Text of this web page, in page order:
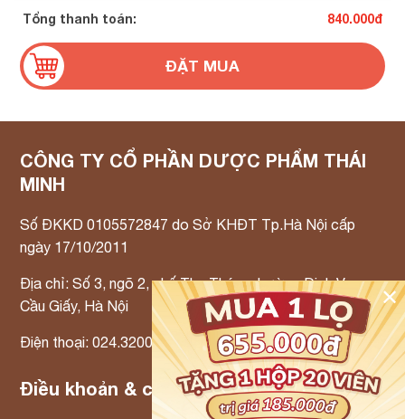
Tổng thanh toán: 840.000đ
CÔNG TY CỔ PHẦN DƯỢC PHẨM THÁI
MINH
Số ĐKKD 0105572847 do Sở KHĐT Tp.Hà Nội cấp
ngày 17/10/2011
Địa chỉ: Số 3, ngõ 2, phố Thọ Tháp, phường Dịch Vọng,
Cầu Giấy, Hà Nội
Điện thoại: 024.3200.3300 Email: info@tmp.vn
Điều khoản & chính sách
✕